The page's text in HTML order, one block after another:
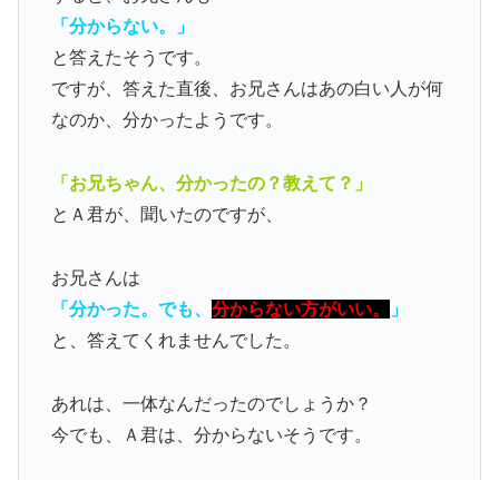
「分からない。」
と答えたそうです。
ですが、答えた直後、お兄さんはあの白い人が何
なのか、分かったようです。
「お兄ちゃん、分かったの？教えて？」
とＡ君が、聞いたのですが、
お兄さんは
「分かった。でも、 分からない方がいい。
」
と、答えてくれませんでした。
あれは、一体なんだったのでしょうか？
今でも、Ａ君は、分からないそうです。